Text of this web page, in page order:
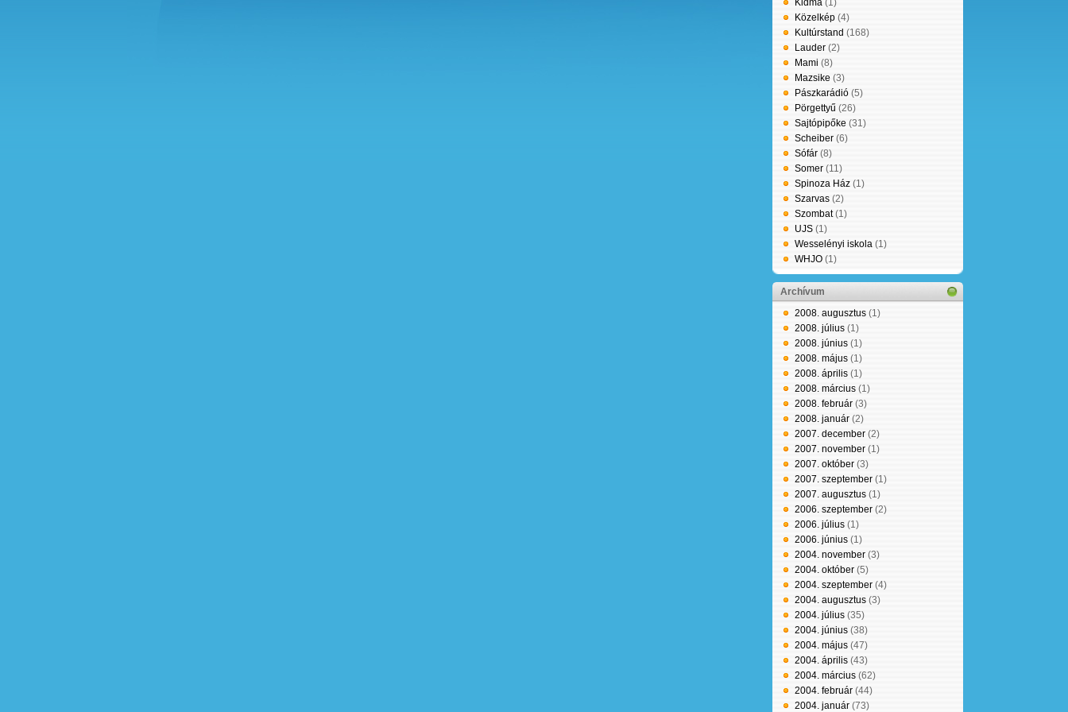
Kidma (1)
Közelkép (4)
Kultúrstand (168)
Lauder (2)
Mami (8)
Mazsike (3)
Pászkarádió (5)
Pörgettyű (26)
Sajtópipőke (31)
Scheiber (6)
Sófár (8)
Somer (11)
Spinoza Ház (1)
Szarvas (2)
Szombat(1)
UJS (1)
Wesselényi iskola (1)
WHJO (1)
Archívum
2008. augusztus (1)
2008. július (1)
2008. június (1)
2008. május (1)
2008. április (1)
2008. március (1)
2008. február (3)
2008. január (2)
2007. december (2)
2007. november (1)
2007. október (3)
2007. szeptember (1)
2007. augusztus (1)
2006. szeptember (2)
2006. július (1)
2006. június (1)
2004. november (3)
2004. október (5)
2004. szeptember (4)
2004. augusztus (3)
2004. július (35)
2004. június (38)
2004. május (47)
2004. április (43)
2004. március (62)
2004. február (44)
2004. január (73)